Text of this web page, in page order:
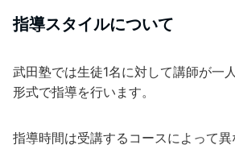
指導スタイルについて
武田塾では生徒1名に対して講師が一
形式で指導を行います。
指導時間は受講するコースによって